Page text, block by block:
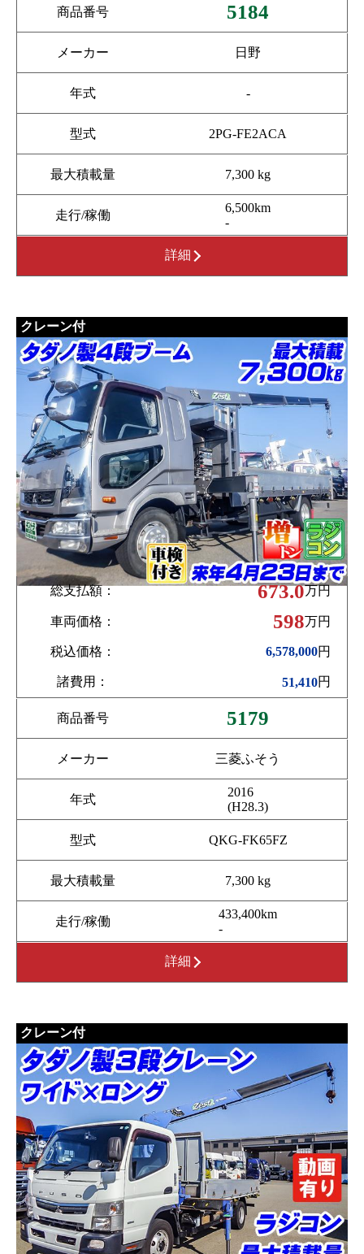
商品番号 5184
メーカー 日野
年式 -
型式 2PG-FE2ACA
最大積載量 7,300 kg
走行/稼働
6,500km
-
詳細
クレーン付
総支払額： 673.0万円
車両価格： 598万円
税込価格： 6,578,000円
諸費用： 51,410円
商品番号 5179
メーカー 三菱ふそう
年式
2016
(H28.3)
型式 QKG-FK65FZ
最大積載量 7,300 kg
走行/稼働
433,400km
-
詳細
クレーン付